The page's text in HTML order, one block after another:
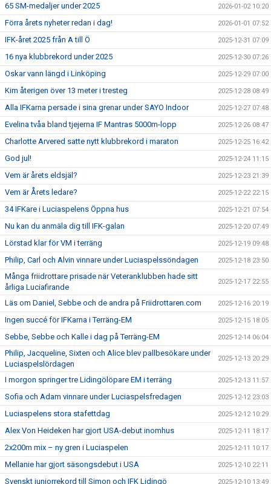
65 SM-medaljer under 2025 2026-01-02 10:20
Förra årets nyheter redan i dag! 2026-01-01 07:52
IFK-året 2025 från A till Ö 2025-12-31 07:09
16 nya klubbrekord under 2025 2025-12-30 07:26
Oskar vann längd i Linköping 2025-12-29 07:00
Kim återigen över 13 meter i tresteg 2025-12-28 08:49
Alla IFKarna persade i sina grenar under SAYO Indoor 2025-12-27 07:48
Evelina tvåa bland tjejerna IF Mantras 5000m-lopp 2025-12-26 08:47
Charlotte Arvered satte nytt klubbrekord i maraton 2025-12-25 16:42
God jul! 2025-12-24 11:15
Vem är årets eldsjäl? 2025-12-23 21:39
Vem är Årets ledare? 2025-12-22 22:15
34 IFKare i Luciaspelens Öppna hus 2025-12-21 07:54
Nu kan du anmäla dig till IFK-galan 2025-12-20 07:49
Lörstad klar för VM i terräng 2025-12-19 09:48
Philip, Carl och Alvin vinnare under Luciaspelssöndagen 2025-12-18 23:50
Många friidrottare prisade när Veteranklubben hade sitt
årliga Luciafirande
2025-12-17 22:55
Läs om Daniel, Sebbe och de andra på Friidrottaren.com 2025-12-16 20:19
Ingen succé för IFKarna i Terräng-EM 2025-12-15 18:05
Sebbe, Sebbe och Kalle i dag på Terräng-EM 2025-12-14 06:04
Philip, Jacqueline, Sixten och Alice blev pallbesökare under
Luciaspelslördagen
2025-12-13 20:29
I morgon springer tre Lidingölöpare EM i terräng 2025-12-13 11:57
Sofia och Adam vinnare under Luciaspelsfredagen 2025-12-12 23:03
Luciaspelens stora stafettdag 2025-12-12 10:29
Alex Von Heideken har gjort USA-debut inomhus 2025-12-11 18:17
2x200m mix – ny gren i Luciaspelen 2025-12-11 10:17
Mellanie har gjort säsongsdebut i USA 2025-12-10 22:11
Svenskt juniorrekord till Simon och IFK Lidingö 2025-12-10 13:49